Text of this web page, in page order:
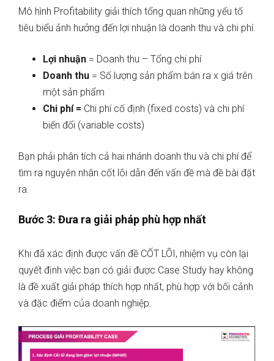
Mô hình Profitability giải thích tổng quan những yếu tố
tiêu biểu ảnh hưởng đến lợi nhuận là doanh thu và chi phí.
Lợi nhuận = Doanh thu – Tổng chi phí
Doanh thu = Số lượng sản phẩm bán ra x giá trên
một sản phẩm
Chi phí = Chi phí cố định (fixed costs) và chi phí
biến đổi (variable costs)
Bạn phải phân tích cả hai nhánh doanh thu và chi phí để
tìm ra nguyên nhân cốt lõi dẫn đến vấn đề mà đề bài đặt
ra.
Bước 3: Đưa ra giải pháp phù hợp nhất
Khi đã xác định được vấn đề CỐT LÕI, nhiệm vụ còn lại
quyết định việc bạn có giải được Case Study hay không
là đề xuất giải pháp thích hợp nhất, phù hợp với bối cảnh
và đặc điểm của doanh nghiệp.